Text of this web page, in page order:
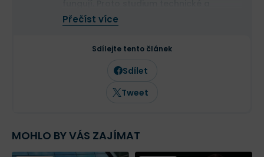
fundamentální analýzy patří mezi mé
hlavní koníčky.
informaci srozumitelně předat dál, ať už
v psané nebo v mluvené formě. Už od
mala rád píšu a svými články na Finexu
mám v plánu podílet se na vybudování
top ekonomického portálu v Česku.
Přečíst více
Sdílejte tento článek
Sdílet
Tweet
MOHLO BY VÁS ZAJÍMAT